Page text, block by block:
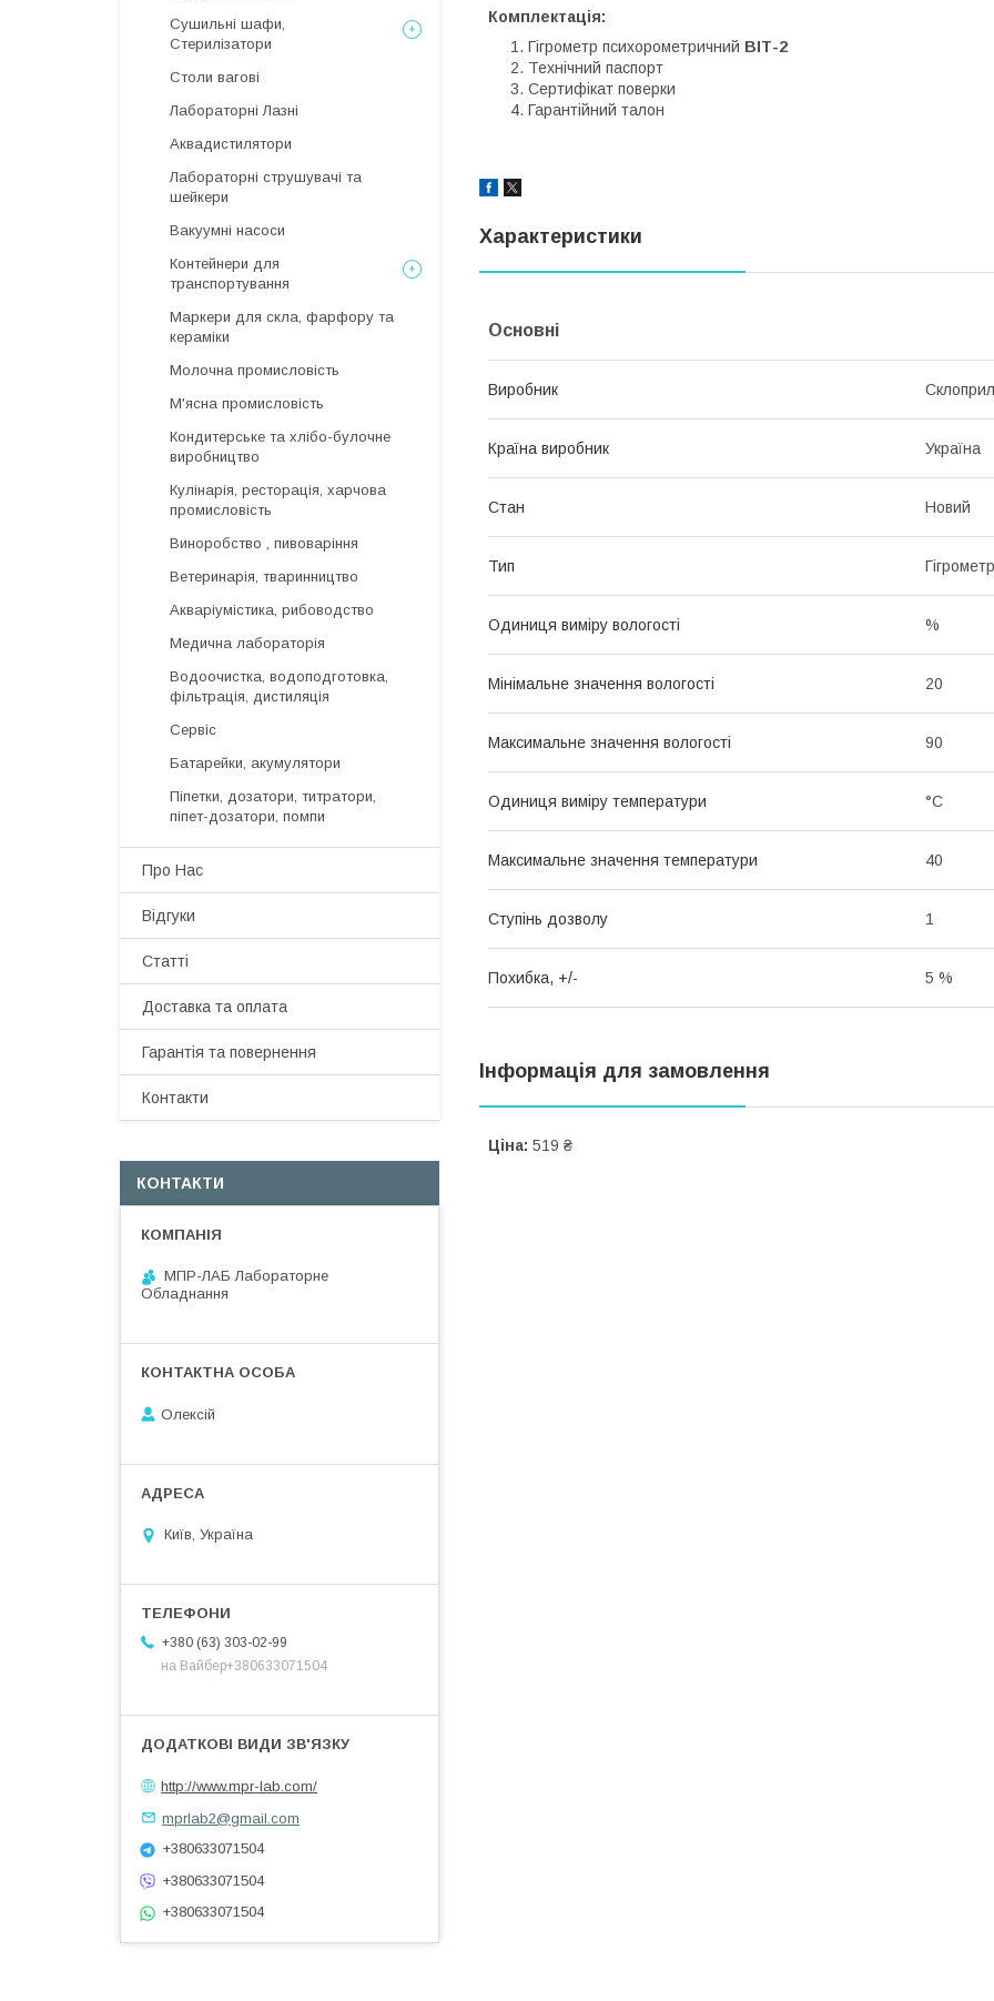
Комплектація:
Гігрометр психорометричний ВІТ-2
Технічний паспорт
Сертифікат поверки
Гарантійний талон
Характеристики
Основні
Виробник
Країна виробник Україна
Стан Новий
Тип Гігрометр
Одиниця виміру вологості %
Мінімальне значення вологості 20
Максимальне значення вологості 90
Одиниця виміру температури °С
Максимальне значення температури 40
Ступінь дозволу 1
Похибка, +/- 5 %
Інформація для замовлення
Ціна: 519 ₴
Сушильні шафи,
Стерилізатори
Столи вагові
Лабораторні Лазні
Аквадистилятори
Лабораторні струшувачі та
шейкери
Вакуумні насоси
Контейнери для
транспортування
Маркери для скла, фарфору та
кераміки
Молочна промисловість
М'ясна промисловість
Кондитерське та хлібо-булочне
виробництво
Кулінарія, ресторація, харчова
промисловість
Виноробство , пивоваріння
Ветеринарія, тваринництво
Акваріумістика, рибоводство
Медична лабораторія
Водоочистка, водоподготовка,
фільтрація, дистиляція
Сервіс
Батарейки, акумулятори
Піпетки, дозатори, титратори,
піпет-дозатори, помпи
Про Нас
Відгуки
Статті
Доставка та оплата
Гарантія та повернення
Контакти
КОНТАКТИ
МПР-ЛАБ Лабораторне
Обладнання
Олексій
Київ, Україна
+380 (63) 303-02-99
на Вайбер+380633071504
http://www.mpr-lab.com/
mprlab2@gmail.com
+380633071504
+380633071504
+380633071504